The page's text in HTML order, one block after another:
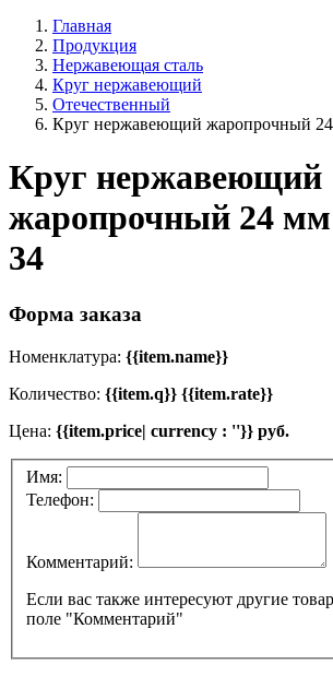
Главная
Продукция
Нержавеющая сталь
Круг нержавеющий
Отечественный
Круг нержавеющий жаропрочный
Круг нержавеющий
жаропрочный 24
34
Форма заказа
Номенклатура: {{item.name}}
Количество: {{item.q}} {{item.rate}}
Цена: {{item.price| currency : ''}} руб.
Имя:
Телефон:
Комментарий:
Если вас также интересуют другие
поле "Комментарий"